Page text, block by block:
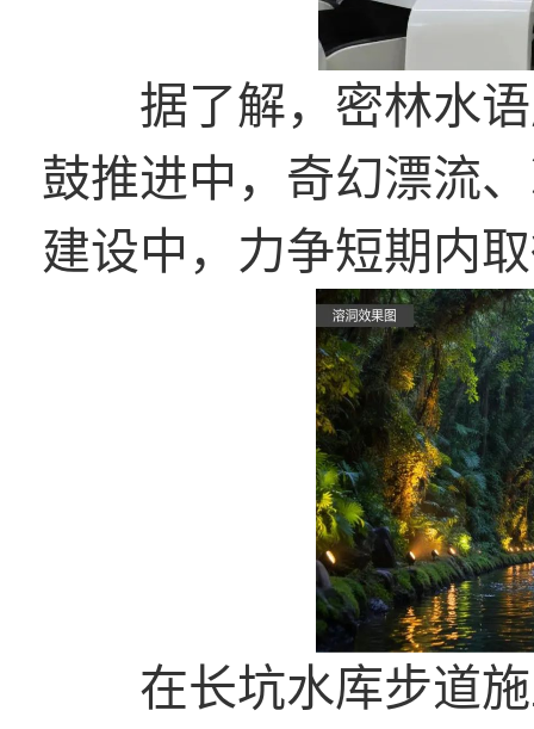
据了解，密林水语
鼓推进中，奇幻漂流
建设中，力争短期内
在长坑水库步道施